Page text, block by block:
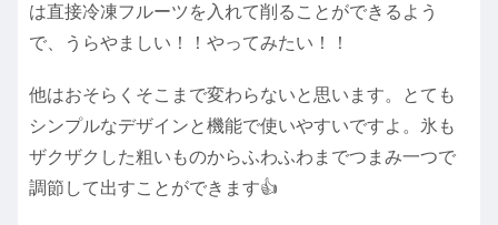
は直接冷凍フルーツを入れて削ることができるよう
で、うらやましい！！やってみたい！！
他はおそらくそこまで変わらないと思います。とても
シンプルなデザインと機能で使いやすいですよ。氷も
ザクザクした粗いものからふわふわまでつまみ一つで
調節して出すことができます👍